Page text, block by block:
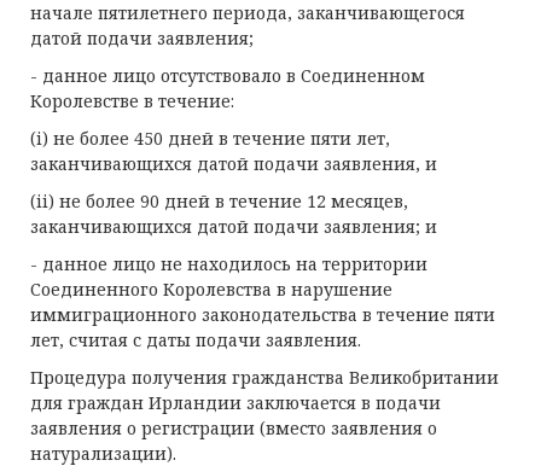
начале пятилетнего периода, заканчивающегося
датой подачи заявления;
- данное лицо отсутствовало в Соединенном
Королевстве в течение:
(i) не более 450 дней в течение пяти лет,
заканчивающихся датой подачи заявления, и
(ii) не более 90 дней в течение 12 месяцев,
заканчивающихся датой подачи заявления; и
- данное лицо не находилось на территории
Соединенного Королевства в нарушение
иммиграционного законодательства в течение пяти
лет, считая с даты подачи заявления.
Процедура получения гражданства Великобритании
для граждан Ирландии заключается в подачи
заявления о регистрации (вместо заявления о
натурализации).